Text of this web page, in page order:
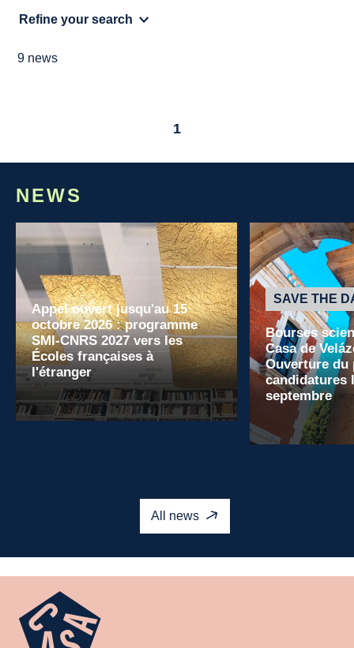
Refine your search
9 news
1
NEWS
Appel ouvert jusqu'au 15
octobre 2026 : programme
SMI-CNRS 2027 vers les
Écoles françaises à
l'étranger
SAVE THE
Bourses
Casa de
Ouverture du
candidatures
septembre
All news